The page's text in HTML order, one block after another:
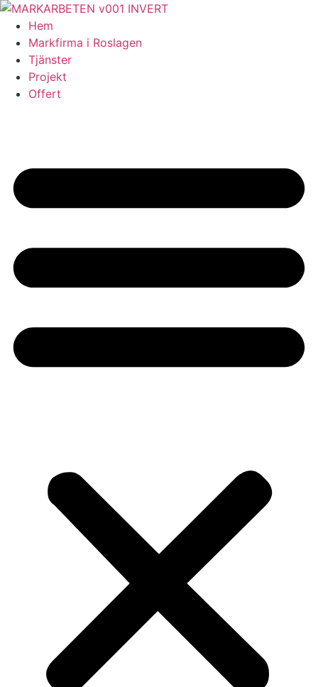
Skip
content
Hem
Markfirma i Roslagen
Tjänster
Projekt
Offert